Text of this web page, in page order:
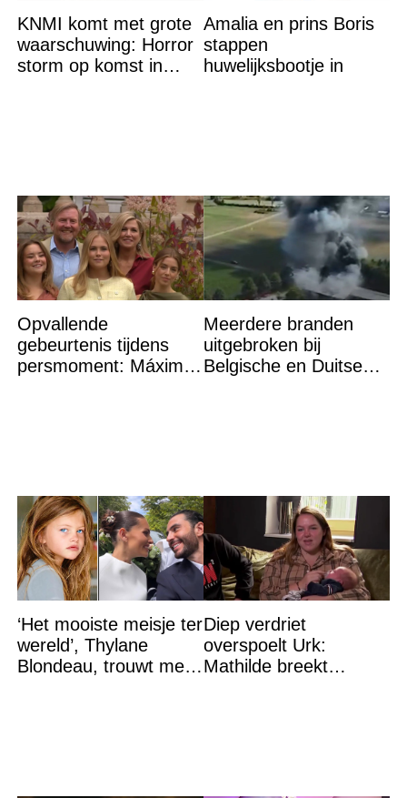
KNMI komt met grote
waarschuwing: Horror
storm op komst in
Amalia en prins Boris
stappen
huwelijksbootje in
Opvallende
gebeurtenis tijdens
persmoment: Máxima
Meerdere branden
uitgebroken bij
Belgische en Duitse
‘Het mooiste meisje ter
wereld’, Thylane
Blondeau, trouwt met
Diep verdriet
overspoelt Urk:
Mathilde breekt